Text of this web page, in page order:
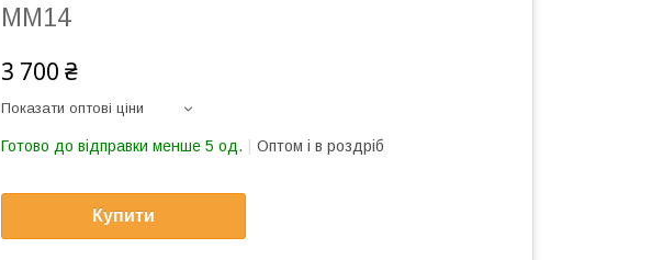
МM14
3 700 ₴
Показати оптові ціни
Готово до відправки менше 5 од. Оптом і в роздріб
Купити